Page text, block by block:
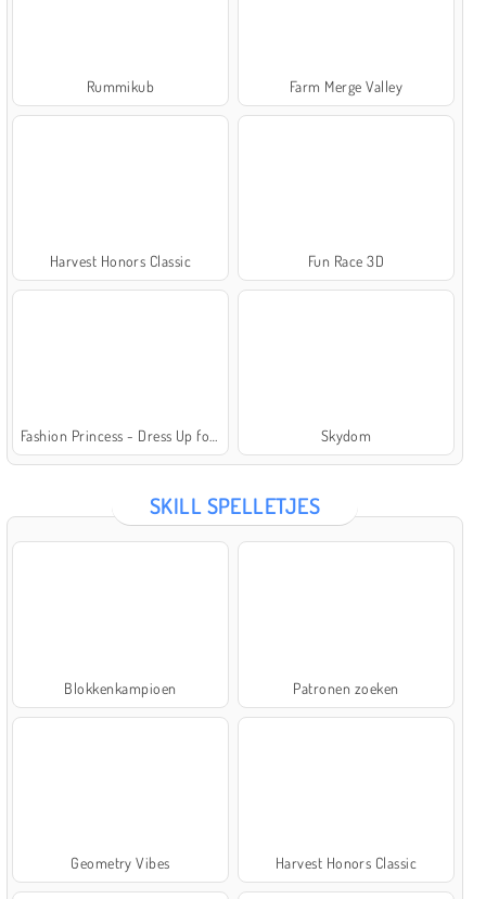
Rummikub Farm Merge Valley
Harvest Honors Classic Fun Race 3D
Fashion Princess - Dress Up for Girls Skydom
SKILL SPELLETJES
Blokkenkampioen Patronen zoeken
Geometry Vibes Harvest Honors Classic